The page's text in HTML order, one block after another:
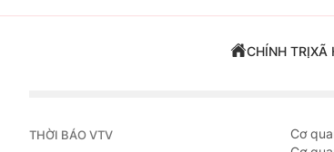
CHÍNH TRỊXÃ
THỜI BÁO VTV Cơ